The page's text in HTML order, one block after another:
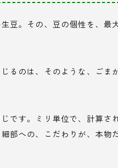
豆。その、豆の個性を、最
るのは、そのような、ごま
です。ミリ単位で、計算さ
部への、こだわりが、本物